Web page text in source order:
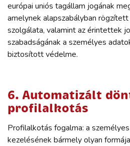
európai uniós tagállam jogának
amelynek alapszabályban
szolgálata, valamint az érintettek
szabadságának a személyes
biztosított védelme.
6. Automatizált
profilalkotás
Profilalkotás fogalma: a
kezelésének bármely olyan